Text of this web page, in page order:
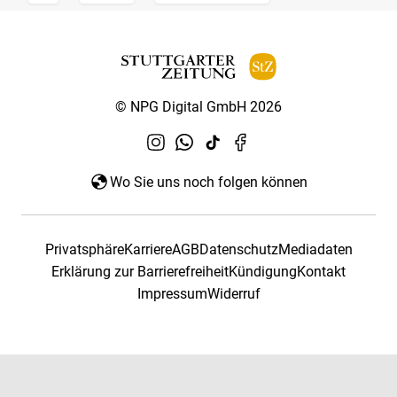
© NPG Digital GmbH 2026
Wo Sie uns noch folgen können
PrivatsphäreKarriereAGBDatenschutzMediadaten
Erklärung zur BarrierefreiheitKündigungKontakt
ImpressumWiderruf